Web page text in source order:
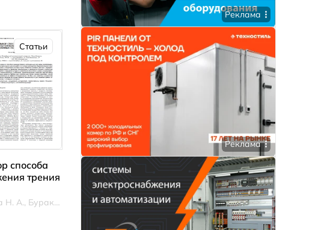
Статьи
способа
трения
Реклама
Реклама